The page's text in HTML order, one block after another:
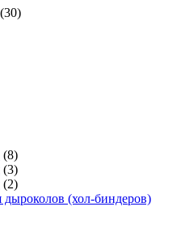
(30)
(8)
(3)
(2)
(хол-биндеров)